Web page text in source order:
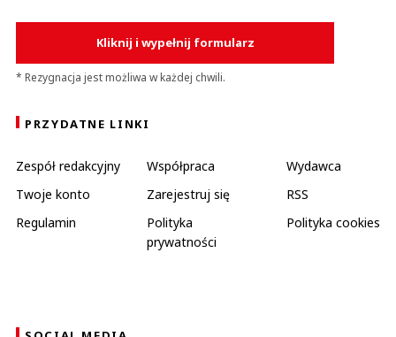
Kliknij i wypełnij formularz
* Rezygnacja jest możliwa w każdej chwili.
PRZYDATNE LINKI
Zespół redakcyjny Współpraca
Wydawca
Twoje konto
Zarejestruj się
RSS
Regulamin
Polityka
prywatności
Polityka cookies